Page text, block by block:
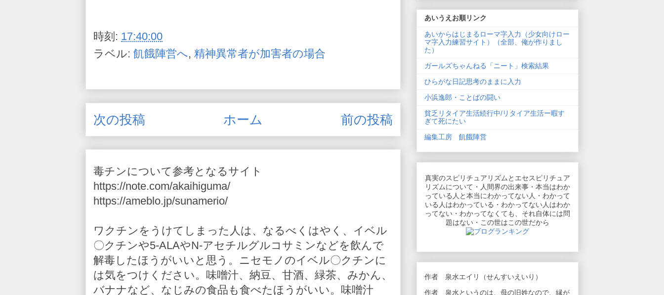
時刻: 17:40:00
ラベル: 飢餓陣営へ, 精神異常者が加害者の場合
次の投稿 前の投稿
ホーム
毒チンについて参考となるサイト
https://note.com/akaihiguma/
https://ameblo.jp/sunamerio/
ワクチンをうけてしまった人は、なるべくはやく、イベル
〇クチンや5-ALAやN-アセチルグルコサミンなどを飲んで
解毒したほうがいいと思う。ニセモノのイベル〇クチンに
は気をつけください。味噌汁、納豆、甘酒、緑茶、みかん、
バナナなど、なじみの食品も食べたほうがいい。味噌汁
あいうえお順リンク
あいからはじまるローマ字入力（少女向けロー
マ字入力練習サイト）（全部、俺が作りまし
た）
ガールズちゃんねる「ニート」検索結果
ひらがな日記思考のままに入力
小浜逸郎・ことばの闘い
貧乏リタイア生活続行中/リタイア生活ー暇す
ぎて死にたい
編集工房 飢餓陣営
真実のスピリチュアリズムとエセスピリチュア
リズムについて・人間界の出来事・本当はわか
っている人と本当にわかってない人・わかって
いる人はわかっている・わかってない人はわか
ってない・わかってなくても、それ自体には問
題はない・この世はこの世だから
作者 泉水エイリ（せんすいえいり）
作者 泉水というのは、母の旧姓なので、縁が